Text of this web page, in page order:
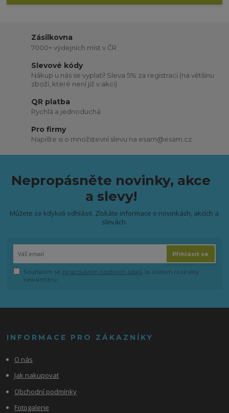
Zásilkovna
7000+ výdejních míst v ČR
Slevové kódy
Nákup u nás se vyplatí! Sleva 5% za registraci (na většinu
zboží, které není již v akci)
QR platba
Rychlá a jednoduchá
Pro firmy
Napište si o množstevní slevu na esam@esam.cz
Nepropásněte novinky, akce
a slevy!
Můžete se kdykoli odhlásit. Získáte informace o novinkách, akcích a
slevách.
Přihlásit se
Souhlasím se zpracováním osobních údajů za účelem rozesílky
newsletteru.
INFORMACE PRO ZÁKAZNÍKY
O nás
Jak nakupovat
Obchodní podmínky
Fotogalerie